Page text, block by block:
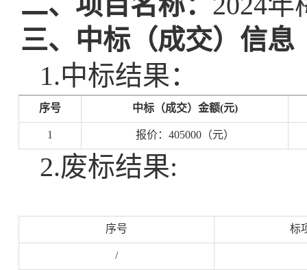
三、中标（成交）信息
1.中标结果：
序号 中标（成交）金额(元)
1 报价： 405000（元）
2.废标结果:
序号 标
/